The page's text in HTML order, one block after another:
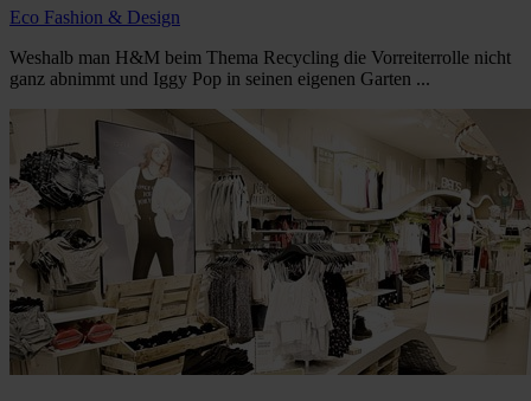
Eco Fashion & Design
Weshalb man H&M beim Thema Recycling die Vorreiterrolle nicht
ganz abnimmt und Iggy Pop in seinen eigenen Garten ...